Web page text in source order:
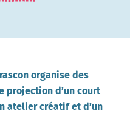
organise des
projection d’un court
atelier créatif et d’un